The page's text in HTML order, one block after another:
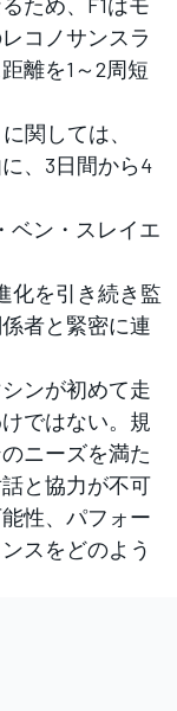
コノサンスラ
離を1～2周短
関しては、
、3日間から4
ベン・スレイエ
化を引き続き監
者と緊密に連
ンが初めて走
ではない。規
ニーズを満た
と協力が不可
性、パフォー
スをどのよう